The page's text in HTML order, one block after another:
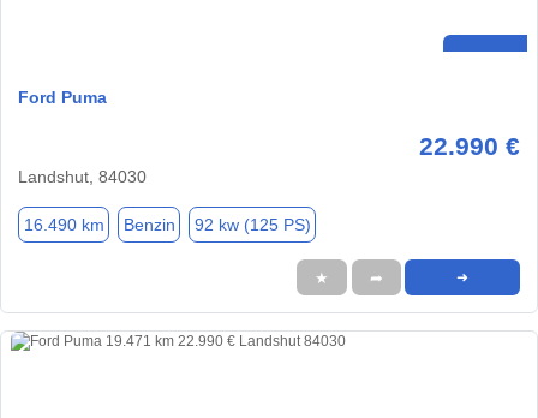
Ford Puma
22.990 €
Landshut, 84030
16.490 km Benzin 92 kw (125 PS)
★ ➦ ➜